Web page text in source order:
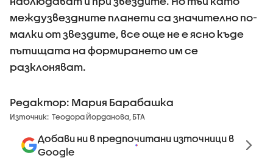
междузвездните планети са значително по-
малки от звездите, все още не е ясно къде
пътищата на формирането им се
разклоняват.
Редактор: Мария Барабашка
Източник: Теодора Йорданова, БТА
Добави ни в предпочитани източници в
Google